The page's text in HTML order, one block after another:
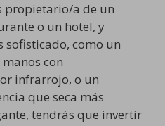
propietario/a de un
o un hotel, y
sofisticado, como un
con
infrarrojo, o un
que seca más
tendrás que invertir